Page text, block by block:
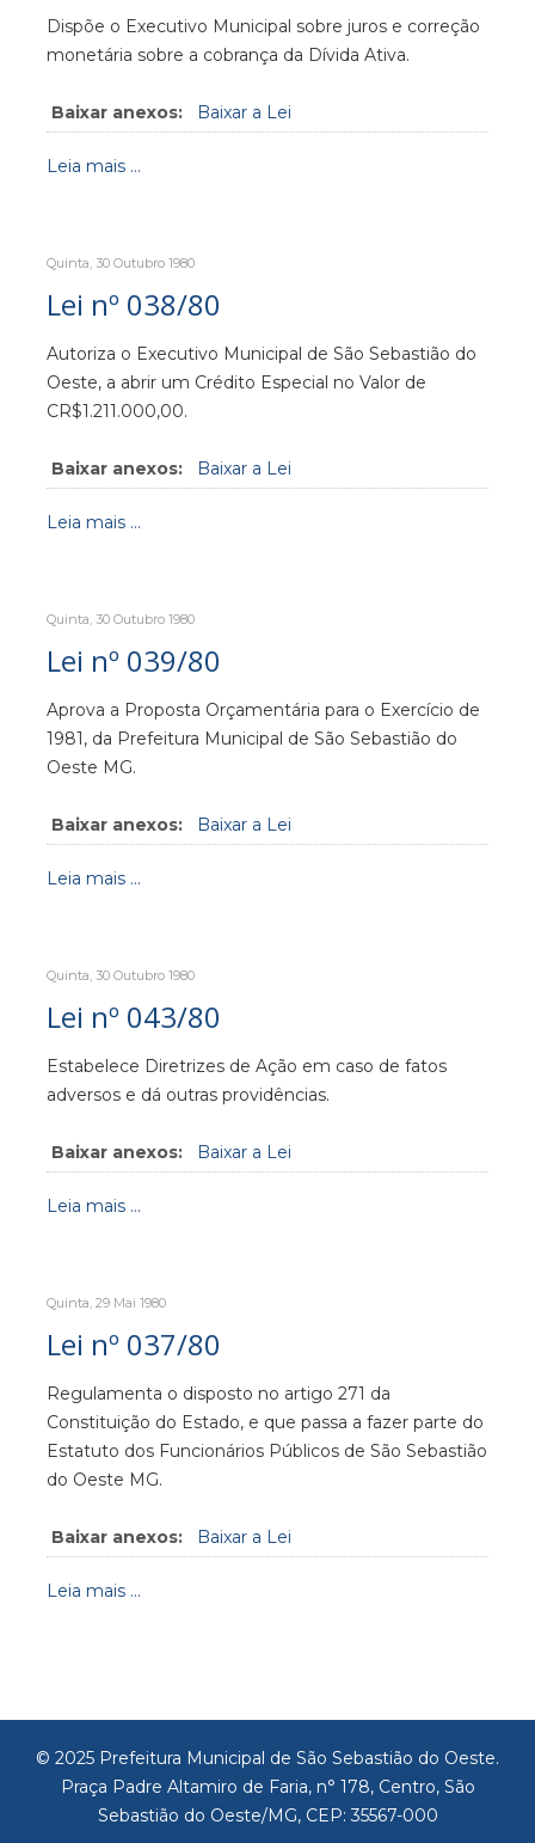
Dispõe o Executivo Municipal sobre juros e correção
monetária sobre a cobrança da Dívida Ativa.
Baixar anexos: Baixar a Lei
Leia mais ...
Quinta, 30 Outubro 1980
Lei nº 038/80
Autoriza o Executivo Municipal de São Sebastião do
Oeste, a abrir um Crédito Especial no Valor de
CR$1.211.000,00.
Baixar anexos: Baixar a Lei
Leia mais ...
Quinta, 30 Outubro 1980
Lei nº 039/80
Aprova a Proposta Orçamentária para o Exercício de
1981, da Prefeitura Municipal de São Sebastião do
Oeste MG.
Baixar anexos: Baixar a Lei
Leia mais ...
Quinta, 30 Outubro 1980
Lei nº 043/80
Estabelece Diretrizes de Ação em caso de fatos
adversos e dá outras providências.
Baixar anexos: Baixar a Lei
Leia mais ...
Quinta, 29 Mai 1980
Lei nº 037/80
Regulamenta o disposto no artigo 271 da
Constituição do Estado, e que passa a fazer parte do
Estatuto dos Funcionários Públicos de São Sebastião
do Oeste MG.
Baixar anexos: Baixar a Lei
Leia mais ...
© 2025 Prefeitura Municipal de São Sebastião do Oeste.
Praça Padre Altamiro de Faria, n° 178, Centro, São
Sebastião do Oeste/MG, CEP: 35567-000